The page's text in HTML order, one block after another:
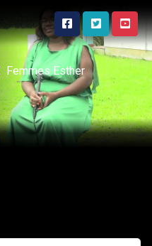
Femmes Esther